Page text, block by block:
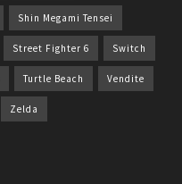
Shin Megami Tensei
Street Fighter 6 Switch
Turtle Beach Vendite
Zelda